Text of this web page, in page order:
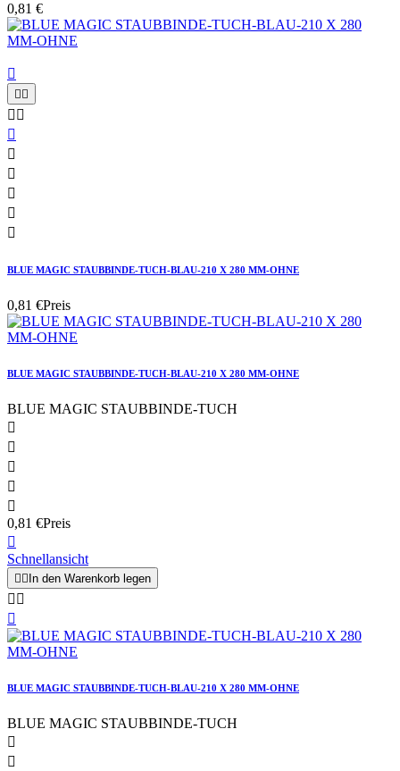
0,81 €

 
 






BLUE MAGIC STAUBBINDE-TUCH-BLAU-210 X 280 MM-OHNE
0,81 €Preis
BLUE MAGIC STAUBBINDE-TUCH-BLAU-210 X 280 MM-OHNE
BLUE MAGIC STAUBBINDE-TUCH





0,81 €Preis

Schnellansicht
  In den Warenkorb legen
 

BLUE MAGIC STAUBBINDE-TUCH-BLAU-210 X 280 MM-OHNE
BLUE MAGIC STAUBBINDE-TUCH

